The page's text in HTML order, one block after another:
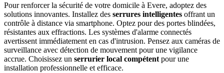
Pour renforcer la sécurité de votre domicile à Evere, adoptez des
solutions innovantes. Installez des serrures intelligentes offrant un
contrôle à distance via smartphone. Optez pour des portes blindées,
résistantes aux effractions. Les systèmes d'alarme connectés
avertissent immédiatement en cas d'intrusion. Pensez aux caméras de
surveillance avec détection de mouvement pour une vigilance
accrue. Choisissez un serrurier local compétent pour une
installation professionnelle et efficace.